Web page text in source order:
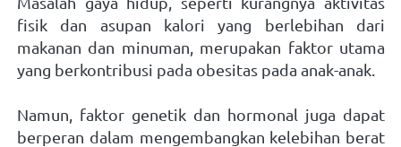
fisik dan asupan kalori yang berlebihan dari
makanan dan minuman, merupakan faktor utama
yang berkontribusi pada obesitas pada anak-anak.
Namun, faktor genetik dan hormonal juga dapat
berperan dalam mengembangkan kelebihan berat